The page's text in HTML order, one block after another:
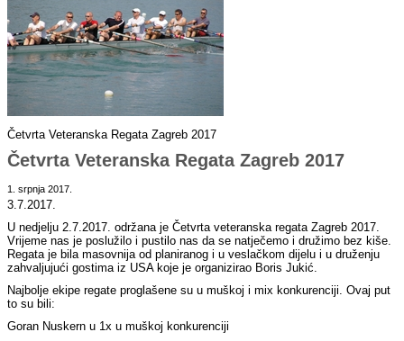
Četvrta Veteranska Regata Zagreb 2017
Četvrta Veteranska Regata Zagreb 2017
1. srpnja 2017.
3.7.2017.
U nedjelju 2.7.2017. održana je Četvrta veteranska regata Zagreb 2017.
Vrijeme nas je poslužilo i pustilo nas da se natječemo i družimo bez kiše.
Regata je bila masovnija od planiranog i u veslačkom dijelu i u druženju
zahvaljujući gostima iz USA koje je organizirao Boris Jukić.
Najbolje ekipe regate proglašene su u muškoj i mix konkurenciji. Ovaj put
to su bili:
Goran Nuskern u 1x u muškoj konkurenciji